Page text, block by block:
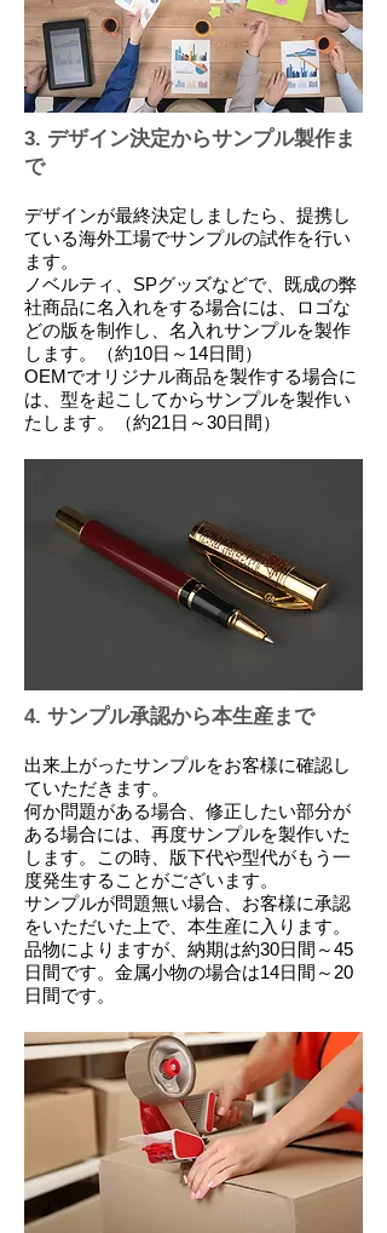
3. デザイン決定からサンプル製作ま
で
デザインが最終決定しましたら、提携し
ている海外工場でサンプルの試作を行い
ます。
​ノベルティ、SPグッズなどで、既成の弊
社商品に名入れをする場合には、ロゴな
どの版を制作し、名入れサンプルを製作
します。（約10日～14日間）
OEMでオリジナル商品を製作する場合に
は、型を起こしてからサンプルを製作い
たします。（約21日～30日間）
4. サンプル承認から本生産まで
出来上がったサンプルをお客様に確認し
ていただきます。
何か問題がある場合、修正したい部分が
ある場合には、再度サンプルを製作いた
します。この時、版下代や型代がもう一
度発生することがございます。
サンプルが問題無い場合、お客様に承認
をいただいた上で、本生産に入ります。
品物によりますが、納期は約30日間～45
日間です。金属小物の場合は14日間～20
日間です。